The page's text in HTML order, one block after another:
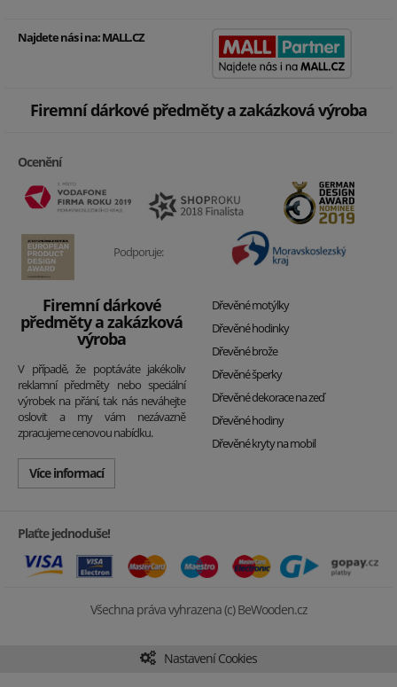
Najdete nás i na:MALL.CZ
Firemní dárkové předměty a zakázková výroba
Ocenění
Podporuje:
Firemní dárkové
předměty a zakázková
výroba
V případě, že poptáváte jakékoliv
reklamní předměty nebo speciální
výrobek na přání, tak nás neváhejte
oslovit a my vám nezávazně
zpracujeme cenovou nabídku.
Více informací
Dřevěné motýlky
Dřevěné hodinky
Dřevěné brože
Dřevěné šperky
Dřevěné dekorace na zeď
Dřevěné hodiny
Dřevěné kryty na mobil
Plaťte jednoduše!
Všechna práva vyhrazena (c) BeWooden.cz
Nastavení Cookies